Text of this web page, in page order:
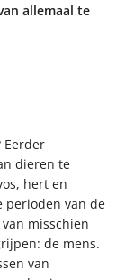
allemaal te
Eerder
dieren te
hert en
perioden van de
misschien
de mens.
van